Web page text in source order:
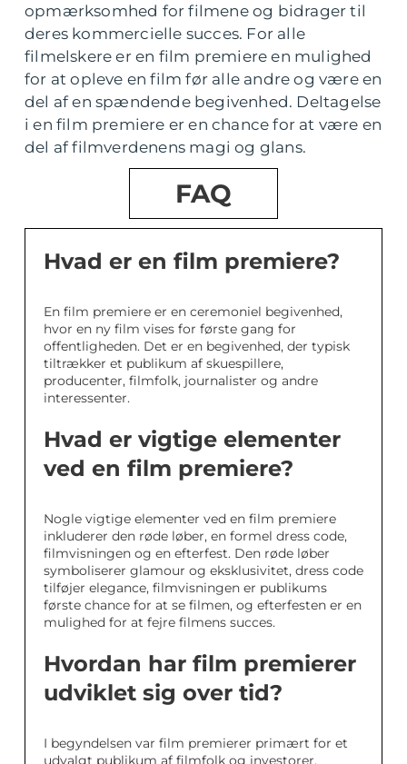
opmærksomhed for filmene og bidrager til
deres kommercielle succes. For alle
filmelskere er en film premiere en mulighed
for at opleve en film før alle andre og være en
del af en spændende begivenhed. Deltagelse
i en film premiere er en chance for at være en
del af filmverdenens magi og glans.
FAQ
Hvad er en film premiere?
En film premiere er en ceremoniel begivenhed,
hvor en ny film vises for første gang for
offentligheden. Det er en begivenhed, der typisk
tiltrækker et publikum af skuespillere,
producenter, filmfolk, journalister og andre
interessenter.
Hvad er vigtige elementer
ved en film premiere?
Nogle vigtige elementer ved en film premiere
inkluderer den røde løber, en formel dress code,
filmvisningen og en efterfest. Den røde løber
symboliserer glamour og eksklusivitet, dress code
tilføjer elegance, filmvisningen er publikums
første chance for at se filmen, og efterfesten er en
mulighed for at fejre filmens succes.
Hvordan har film premierer
udviklet sig over tid?
I begyndelsen var film premierer primært for et
udvalgt publikum af filmfolk og investorer.